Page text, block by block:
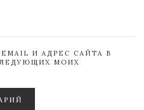
И АДРЕС САЙТА В
МОИХ